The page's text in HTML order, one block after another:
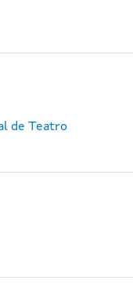
de Teatro